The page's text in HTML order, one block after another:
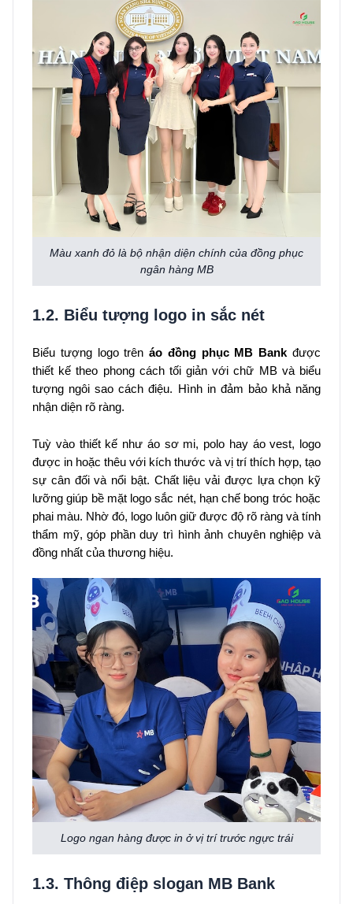
Màu xanh đỏ là bộ nhận diện chính của đồng phục
ngân hàng MB
1.2. Biểu tượng logo in sắc nét
Biểu tượng logo trênáo đồng phục MB Bankđược
thiết kế theo phong cách tối giản với chữ MB và biểu
tượng ngôi sao cách điệu. Hình in đảm bảo khả năng
nhận diện rõ ràng.
Tuỳ vào thiết kế như áo sơ mi, polo hay áo vest, logo
được in hoặc thêu với kích thước và vị trí thích hợp, tạo
sự cân đối và nổi bật. Chất liệu vải được lựa chọn kỹ
lưỡng giúp bề mặt logo sắc nét, hạn chế bong tróc hoặc
phai màu. Nhờ đó, logo luôn giữ được độ rõ ràng và tính
thẩm mỹ, góp phần duy trì hình ảnh chuyên nghiệp và
đồng nhất của thương hiệu.
Logo ngan hàng được in ở vị trí trước ngực trái
1.3. Thông điệp slogan MB Bank